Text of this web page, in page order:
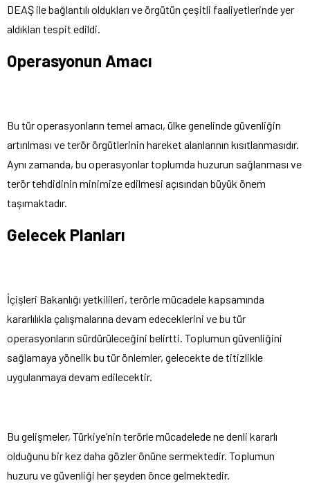
DEAŞ ile bağlantılı oldukları ve örgütün çeşitli faaliyetlerinde yer
aldıkları tespit edildi.
Operasyonun Amacı
Bu tür operasyonların temel amacı, ülke genelinde güvenliğin
artırılması ve terör örgütlerinin hareket alanlarının kısıtlanmasıdır.
Aynı zamanda, bu operasyonlar toplumda huzurun sağlanması ve
terör tehdidinin minimize edilmesi açısından büyük önem
taşımaktadır.
Gelecek Planları
İçişleri Bakanlığı yetkilileri, terörle mücadele kapsamında
kararlılıkla çalışmalarına devam edeceklerini ve bu tür
operasyonların sürdürüleceğini belirtti. Toplumun güvenliğini
sağlamaya yönelik bu tür önlemler, gelecekte de titizlikle
uygulanmaya devam edilecektir.
Bu gelişmeler, Türkiye’nin terörle mücadelede ne denli kararlı
olduğunu bir kez daha gözler önüne sermektedir. Toplumun
huzuru ve güvenliği her şeyden önce gelmektedir.